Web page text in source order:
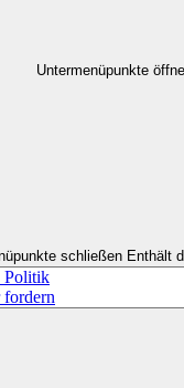
Untermenüpunkte
schließen Enthält
Politik